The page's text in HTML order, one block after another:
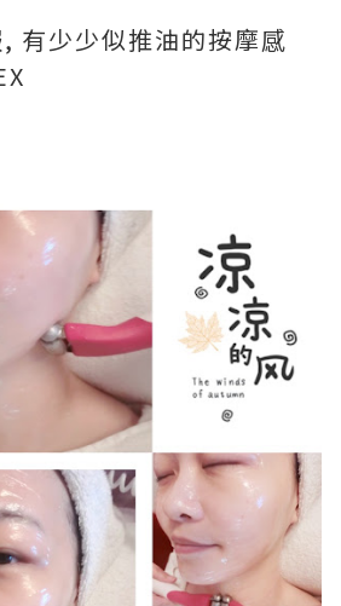
有少少似推油的按摩感